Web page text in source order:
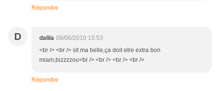
Répondre
D dalila 08/06/2010 15:53
<br /> <br /> slt ma belle,ça doit etre extra bon
miam,bizzzzou<br /> <br /> <br /> <br />
Répondre